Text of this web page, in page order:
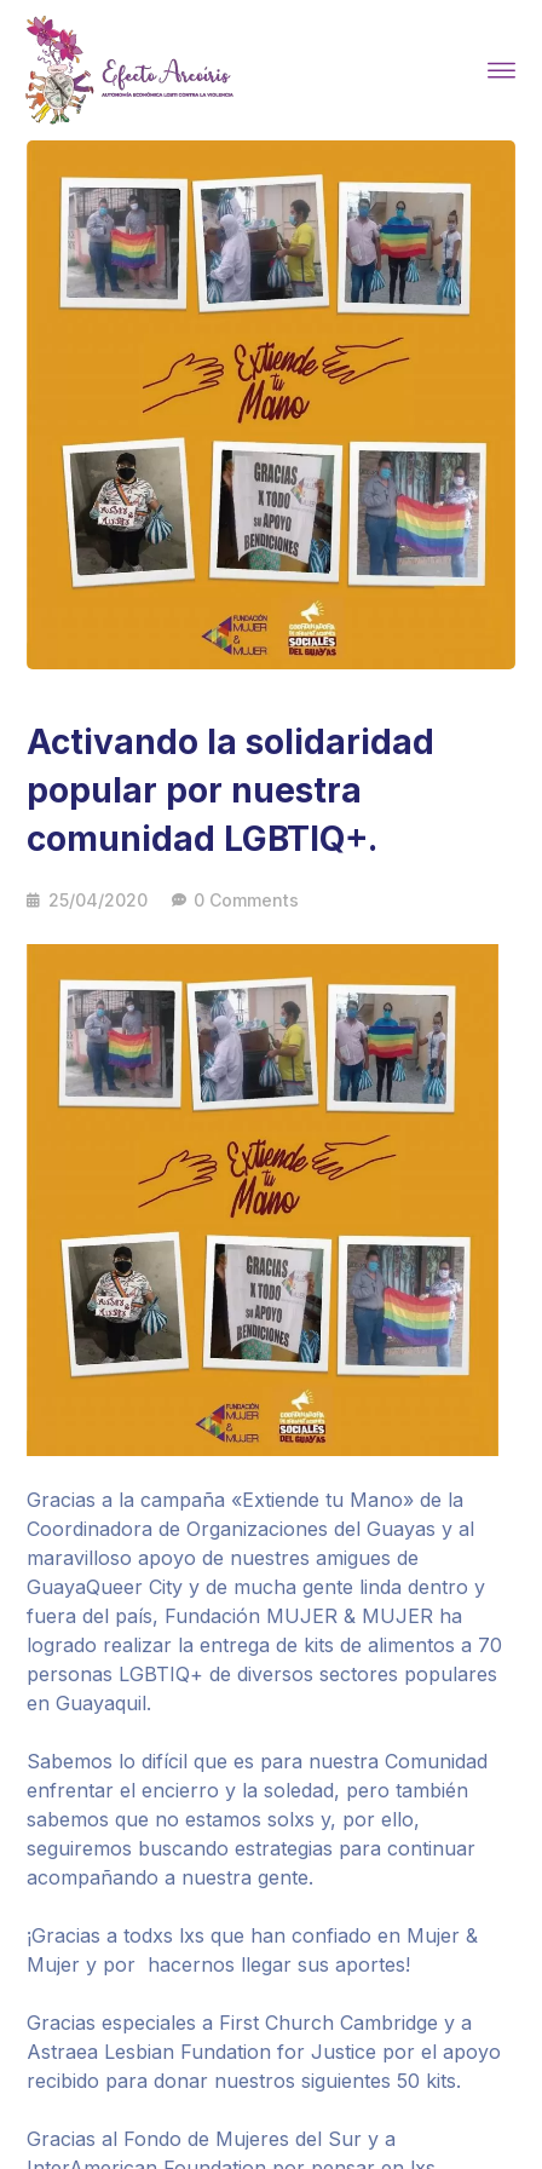
Activando la solidaridad
popular por nuestra
comunidad LGBTIQ+.
25/04/2020 0 Comments
Gracias a la campaña «Extiende tu Mano» de la
Coordinadora de Organizaciones del Guayas y al
maravilloso apoyo de nuestres amigues de
GuayaQueer City y de mucha gente linda dentro y
fuera del país, Fundación MUJER & MUJER ha
logrado realizar la entrega de kits de alimentos a 70
personas LGBTIQ+ de diversos sectores populares
en Guayaquil.
Sabemos lo difícil que es para nuestra Comunidad
enfrentar el encierro y la soledad, pero también
sabemos que no estamos solxs y, por ello,
seguiremos buscando estrategias para continuar
acompañando a nuestra gente.
¡Gracias a todxs lxs que han confiado en Mujer &
Mujer y por hacernos llegar sus aportes!
Gracias especiales a First Church Cambridge y a
Astraea Lesbian Fundation for Justice por el apoyo
recibido para donar nuestros siguientes 50 kits.
Gracias al Fondo de Mujeres del Sur y a